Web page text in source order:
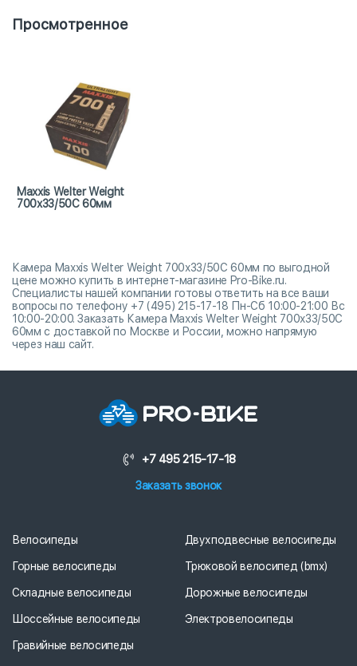
Просмотренное
Maxxis Welter Weight
700x33/50C 60мм
Камера Maxxis Welter Weight 700x33/50C 60мм по выгодной
цене можно купить в интернет-магазине Pro-Bike.ru.
Специалисты нашей компании готовы ответить на все ваши
вопросы по телефону +7 (495) 215-17-18 Пн-Сб 10:00-21:00 Вс
10:00-20:00. Заказать Камера Maxxis Welter Weight 700x33/50C
60мм с доставкой по Москве и России, можно напрямую
через наш сайт.
+7 495 215-17-18
Заказать звонок
Велосипеды
Горные велосипеды
Складные велосипеды
Шоссейные велосипеды
Гравийные велосипеды
Двухподвесные велосипеды
Трюковой велосипед (bmx)
Дорожные велосипеды
Электровелосипеды